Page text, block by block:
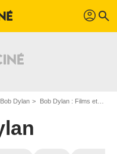
profil search
Bob Dylan Bob Dylan : Films et séries online